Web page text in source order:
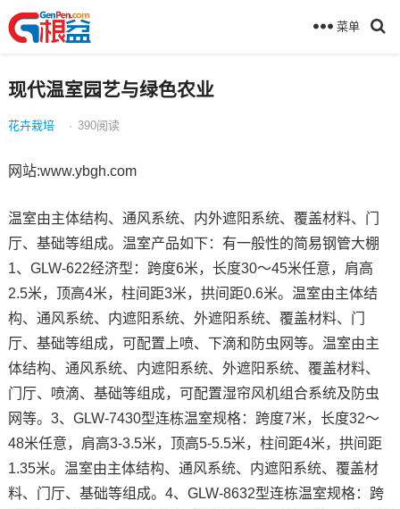
菜单
现代温室园艺与绿色农业
花卉栽培 · 390阅读
网站:www.ybgh.com
温室由主体结构、通风系统、内外遮阳系统、覆盖材料、门
厅、基础等组成。温室产品如下：有一般性的简易钢管大棚
1、GLW-622经济型：跨度6米，长度30～45米任意，肩高
2.5米，顶高4米，柱间距3米，拱间距0.6米。温室由主体结
构、通风系统、内遮阳系统、外遮阳系统、覆盖材料、门
厅、基础等组成，可配置上喷、下滴和防虫网等。温室由主
体结构、通风系统、内遮阳系统、外遮阳系统、覆盖材料、
门厅、喷滴、基础等组成，可配置湿帘风机组合系统及防虫
网等。3、GLW-7430型连栋温室规格：跨度7米，长度32～
48米任意，肩高3-3.5米，顶高5-5.5米，柱间距4米，拱间距
1.35米。温室由主体结构、通风系统、内遮阳系统、覆盖材
料、门厅、基础等组成。4、GLW-8632型连栋温室规格：跨